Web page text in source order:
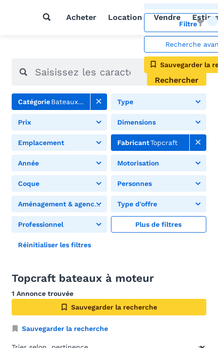
Acheter Location Vendre
Filtre
Recherche
Sauvegarder la
Rechercher
CatégorieBateaux à moteur Type
Prix Dimensions
Emplacement FabricantTopcraft
Année Motorisation
Coque Personnes
Aménagement & agencement Type d'offre
Professionnel Plus de filtres
Réinitialiser les filtres
Topcraft bateaux à moteur
1 Annonce trouvée
Sauvegarder la recherche
Sauvegarder la recherche